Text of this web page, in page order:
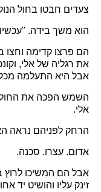
צעדים חבטו בחול
הוא משך בידה.
הם פרצו קדימה וחצו
את רגליה של אלי,
אבל היא התעלמה מכל
השמש הפכה את החול
אלי.
הרחק לפניהם נראה
אדום. עצרו. סכנה.
אבל הם המשיכו לרוץ
זינק עליו והושיט יד